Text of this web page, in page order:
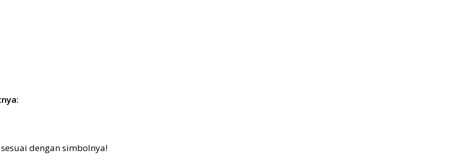
dengan simbolnya!